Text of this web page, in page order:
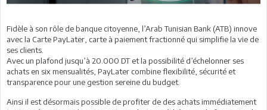
Fidèle à son rôle de banque citoyenne, l’Arab Tunisian Bank (ATB) innove
avec la Carte PayLater, carte à paiement fractionné qui simplifie la vie de
ses clients.
Avec un plafond jusqu’à 20.000 DT et la possibilité d’échelonner ses
achats en six mensualités, PayLater combine flexibilité, sécurité et
transparence pour une gestion sereine du budget.
Ainsi il est désormais possible de profiter de des achats immédiatement